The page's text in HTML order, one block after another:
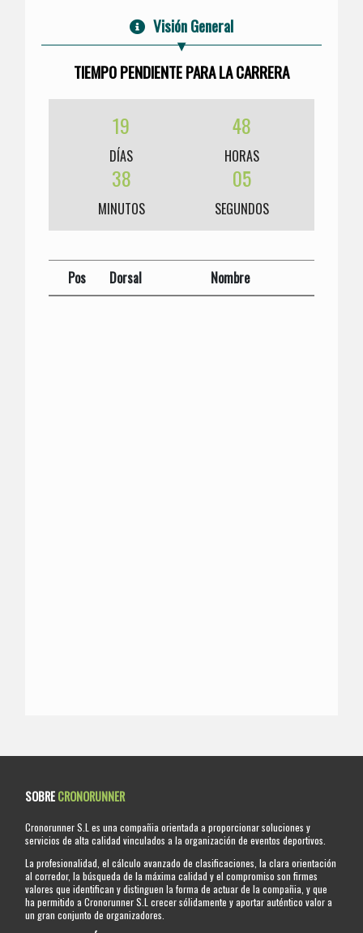
Visión General
TIEMPO PENDIENTE PARA LA CARRERA
19
DÍAS
48
HORAS
38
MINUTOS
05
SEGUNDOS
Pos Dorsal Nombre
SOBRECRONORUNNER
Cronorunner S.L es una compañia orientada a proporcionar soluciones y
servicios de alta calidad vinculados a la organización de eventos deportivos.
La profesionalidad, el cálculo avanzado de clasificaciones, la clara orientación
al corredor, la búsqueda de la máxima calidad y el compromiso son firmes
valores que identifican y distinguen la forma de actuar de la compañia, y que
ha permitido a Cronorunner S.L crecer sólidamente y aportar auténtico valor a
un gran conjunto de organizadores.